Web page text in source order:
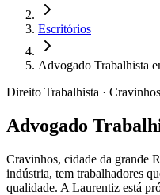
Escritórios
Advogado Trabalhista
Direito Trabalhista ·
Advogado
Cravinhos, cidade da grande
indústria, tem trabalhadores
qualidade. A Laurentiz está